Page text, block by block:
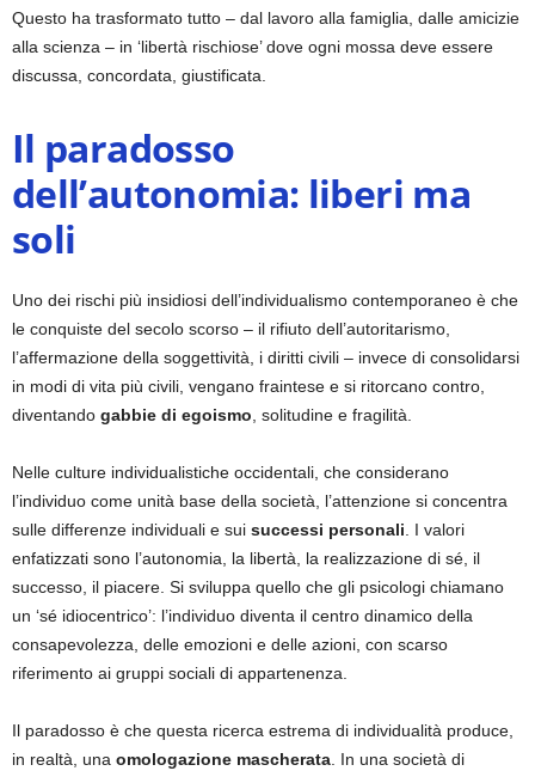
Questo ha trasformato tutto – dal lavoro alla famiglia, dalle amicizie
alla scienza – in ‘libertà rischiose’ dove ogni mossa deve essere
discussa, concordata, giustificata.
Il paradosso
dell’autonomia: liberi ma
soli
Uno dei rischi più insidiosi dell’individualismo contemporaneo è che
le conquiste del secolo scorso – il rifiuto dell’autoritarismo,
l’affermazione della soggettività, i diritti civili – invece di consolidarsi
in modi di vita più civili, vengano fraintese e si ritorcano contro,
diventando gabbie di egoismo , solitudine e fragilità.
Nelle culture individualistiche occidentali, che considerano
l’individuo come unità base della società, l’attenzione si concentra
sulle differenze individuali e sui successi personali . I valori
enfatizzati sono l’autonomia, la libertà, la realizzazione di sé, il
successo, il piacere. Si sviluppa quello che gli psicologi chiamano
un ‘sé idiocentrico’: l’individuo diventa il centro dinamico della
consapevolezza, delle emozioni e delle azioni, con scarso
riferimento ai gruppi sociali di appartenenza.
Il paradosso è che questa ricerca estrema di individualità produce,
in realtà, una omologazione mascherata . In una società di